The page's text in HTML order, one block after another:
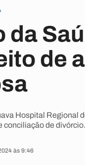
da
de
Hospital Regional
conciliação de divórcio.
às 9:46